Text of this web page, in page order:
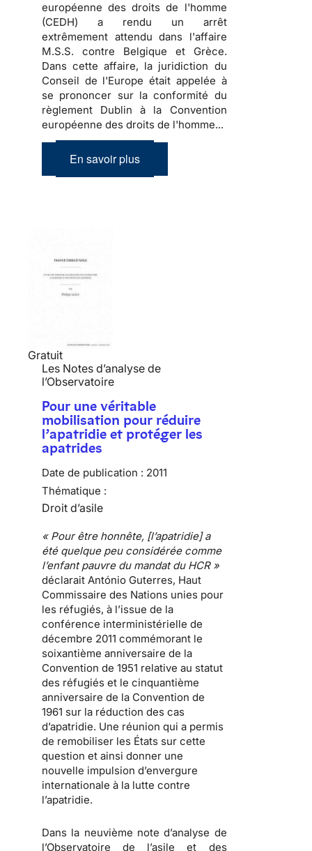
européenne des droits de l'homme
(CEDH) a rendu un arrêt
extrêmement attendu dans l'affaire
M.S.S. contre Belgique et Grèce.
Dans cette affaire, la juridiction du
Conseil de l'Europe était appelée à
se prononcer sur la conformité du
règlement Dublin à la Convention
européenne des droits de l'homme...
En savoir plus
Gratuit
Les Notes d’analyse de
l’Observatoire
Pour une véritable
mobilisation pour réduire
l’apatridie et protéger les
apatrides
Date de publication : 2011
Thématique :
Droit d’asile
« Pour être honnête, [l’apatridie] a
été quelque peu considérée comme
l’enfant pauvre du mandat du HCR »
déclarait António Guterres, Haut
Commissaire des Nations unies pour
les réfugiés, à l’issue de la
conférence interministérielle de
décembre 2011 commémorant le
soixantième anniversaire de la
Convention de 1951 relative au statut
des réfugiés et le cinquantième
anniversaire de la Convention de
1961 sur la réduction des cas
d’apatridie. Une réunion qui a permis
de remobiliser les États sur cette
question et ainsi donner une
nouvelle impulsion d’envergure
internationale à la lutte contre
l’apatridie.
Dans la neuvième note d’analyse de
l’Observatoire de l’asile et des